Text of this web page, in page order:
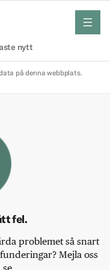
nytt
meny
på denna webbplats.
fel.
problemet så snart
Mejla oss